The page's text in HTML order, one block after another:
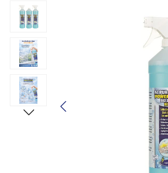
Bildergalerie überspringen